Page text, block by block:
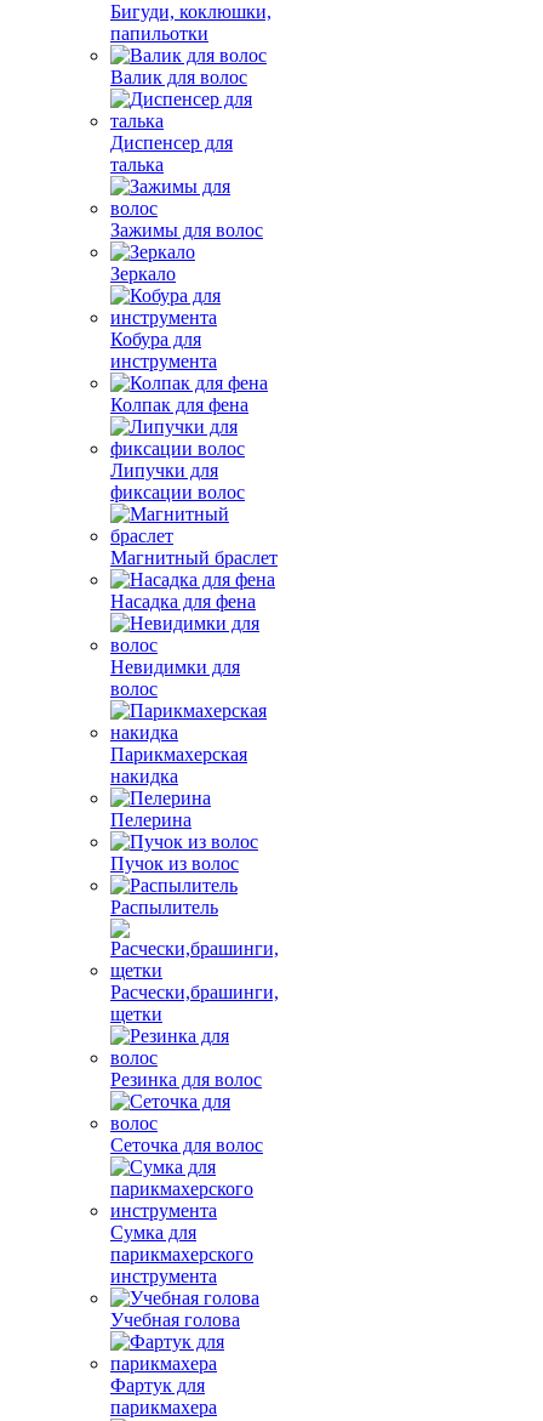
Бигуди, коклюшки,
папильотки
Валик для волос
Диспенсер для
талька
Зажимы для волос
Зеркало
Кобура для
инструмента
Колпак для фена
Липучки для
фиксации волос
Магнитный браслет
Насадка для фена
Невидимки для
волос
Парикмахерская
накидка
Пелерина
Пучок из волос
Распылитель
Расчески,брашинги,
щетки
Резинка для волос
Сеточка для волос
Сумка для
парикмахерского
инструмента
Учебная голова
Фартук для
парикмахера